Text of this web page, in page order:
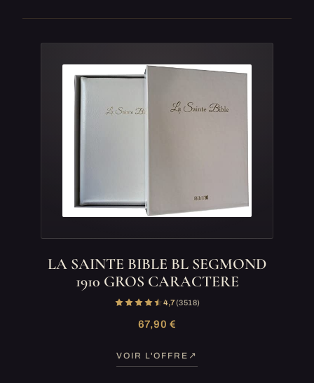
LA SAINTE BIBLE BL SEGMOND
1910 GROS CARACTERE
4,7(3 518)
67,90 €
VOIR L'OFFRE